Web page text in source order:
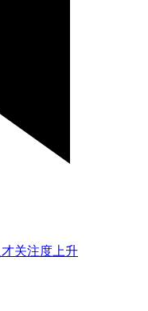
关注度上升